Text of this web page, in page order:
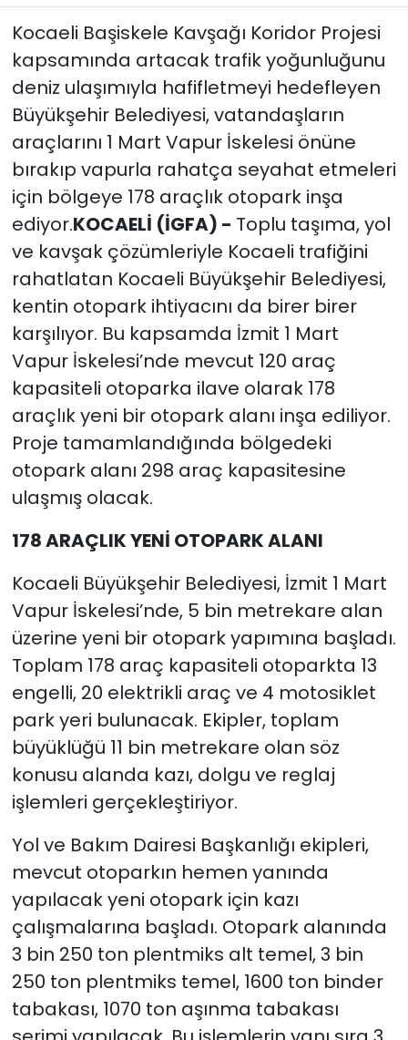
Kocaeli Başiskele Kavşağı Koridor Projesi
kapsamında artacak trafik yoğunluğunu
deniz ulaşımıyla hafifletmeyi hedefleyen
Büyükşehir Belediyesi, vatandaşların
araçlarını 1 Mart Vapur İskelesi önüne
bırakıp vapurla rahatça seyahat etmeleri
için bölgeye 178 araçlık otopark inşa
ediyor.KOCAELİ (İGFA) - Toplu taşıma, yol
ve kavşak çözümleriyle Kocaeli trafiğini
rahatlatan Kocaeli Büyükşehir Belediyesi,
kentin otopark ihtiyacını da birer birer
karşılıyor. Bu kapsamda İzmit 1 Mart
Vapur İskelesi’nde mevcut 120 araç
kapasiteli otoparka ilave olarak 178
araçlık yeni bir otopark alanı inşa ediliyor.
Proje tamamlandığında bölgedeki
otopark alanı 298 araç kapasitesine
ulaşmış olacak.
178 ARAÇLIK YENİ OTOPARK ALANI
Kocaeli Büyükşehir Belediyesi, İzmit 1 Mart
Vapur İskelesi’nde, 5 bin metrekare alan
üzerine yeni bir otopark yapımına başladı.
Toplam 178 araç kapasiteli otoparkta 13
engelli, 20 elektrikli araç ve 4 motosiklet
park yeri bulunacak. Ekipler, toplam
büyüklüğü 11 bin metrekare olan söz
konusu alanda kazı, dolgu ve reglaj
işlemleri gerçekleştiriyor.
Yol ve Bakım Dairesi Başkanlığı ekipleri,
mevcut otoparkın hemen yanında
yapılacak yeni otopark için kazı
çalışmalarına başladı. Otopark alanında
3 bin 250 ton plentmiks alt temel, 3 bin
250 ton plentmiks temel, 1600 ton binder
tabakası, 1070 ton aşınma tabakası